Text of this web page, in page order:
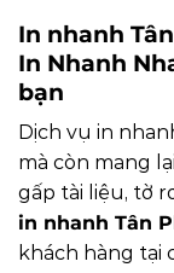
In nhanh
In Nhanh
bạn
Dịch vụ in
mà còn mang
gấp tài liệu, tờ
in nhanh Tân
khách hàng tại